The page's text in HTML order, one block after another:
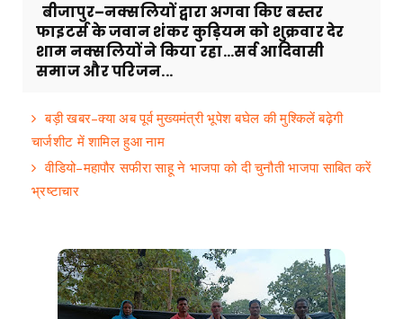
बीजापुर–नक्सलियों द्वारा अगवा किए बस्तर
फाइटर्स के जवान शंकर कुड़ियम को शुक्रवार देर
शाम नक्सलियों ने किया रहा...सर्व आदिवासी
समाज और परिजन...
बड़ी खबर–क्या अब पूर्व मुख्यमंत्री भूपेश बघेल की मुश्किलें बढ़ेगी
चार्जशीट में शामिल हुआ नाम
वीडियो–महापौर सफीरा साहू ने भाजपा को दी चुनौती भाजपा साबित करें
भ्रष्टाचार